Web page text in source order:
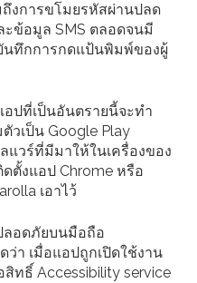
งการขโมยรหัสผ่านปลด
ข้อมูล SMS ตลอดจนมี
นทึกการกดแป้นพิมพ์ของผู้
ปที่เป็นอันตรายนี้จะทำ
วเป็น Google Play
แวร์ที่มีมาให้ในเครื่องของ
ตั้งแอป Chrome หรือ
เอาไว้
ลอดภัยบนมือถือ
ว่า เมื่อแอปถูกเปิดใช้งาน
สิทธิ์ Accessibility service